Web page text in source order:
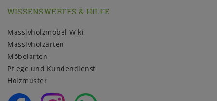
WISSENSWERTES & HILFE
Massivholzmöbel Wiki
Massivholzarten
Möbelarten
Pflege und Kundendienst
Holzmuster